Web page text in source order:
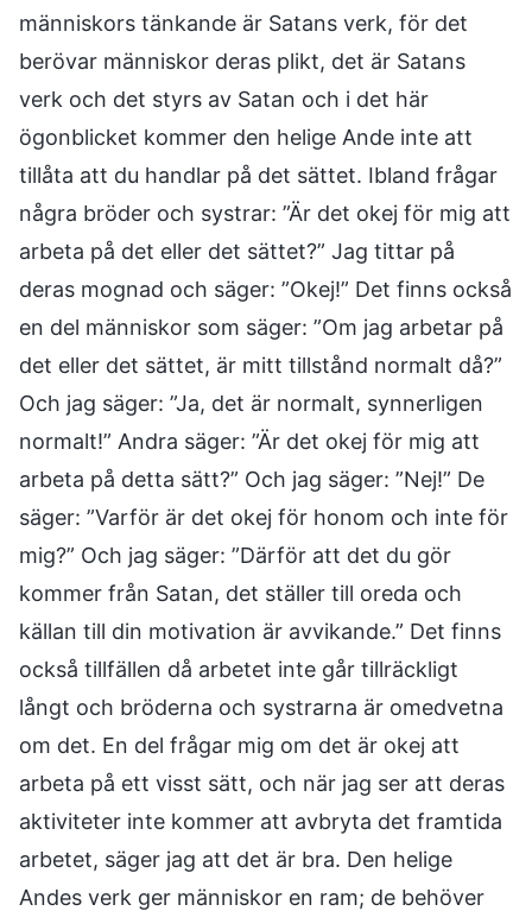
människors tänkande är Satans verk, för det
berövar människor deras plikt, det är Satans
verk och det styrs av Satan och i det här
ögonblicket kommer den helige Ande inte att
tillåta att du handlar på det sättet. Ibland frågar
några bröder och systrar: ”Är det okej för mig att
arbeta på det eller det sättet?” Jag tittar på
deras mognad och säger: ”Okej!” Det finns också
en del människor som säger: ”Om jag arbetar på
det eller det sättet, är mitt tillstånd normalt då?”
Och jag säger: ”Ja, det är normalt, synnerligen
normalt!” Andra säger: ”Är det okej för mig att
arbeta på detta sätt?” Och jag säger: ”Nej!” De
säger: ”Varför är det okej för honom och inte för
mig?” Och jag säger: ”Därför att det du gör
kommer från Satan, det ställer till oreda och
källan till din motivation är avvikande.” Det finns
också tillfällen då arbetet inte går tillräckligt
långt och bröderna och systrarna är omedvetna
om det. En del frågar mig om det är okej att
arbeta på ett visst sätt, och när jag ser att deras
aktiviteter inte kommer att avbryta det framtida
arbetet, säger jag att det är bra. Den helige
Andes verk ger människor en ram; de behöver